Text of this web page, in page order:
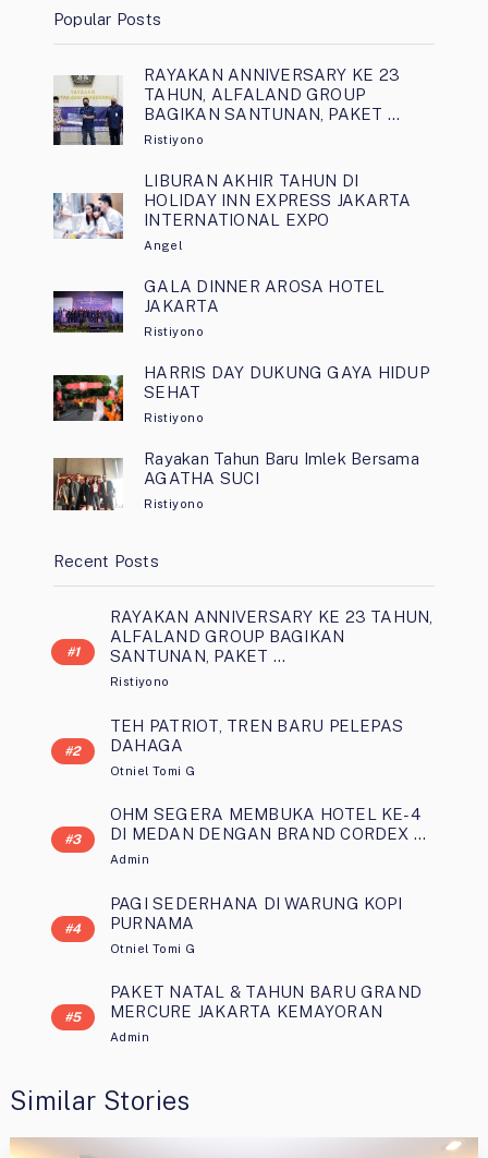
Popular Posts
RAYAKAN ANNIVERSARY KE 23
TAHUN, ALFALAND GROUP
BAGIKAN SANTUNAN, PAKET …
Ristiyono
LIBURAN AKHIR TAHUN DI
HOLIDAY INN EXPRESS JAKARTA
INTERNATIONAL EXPO
Angel
GALA DINNER AROSA HOTEL
JAKARTA
Ristiyono
HARRIS DAY DUKUNG GAYA HIDUP
SEHAT
Ristiyono
Rayakan Tahun Baru Imlek Bersama
AGATHA SUCI
Ristiyono
Recent Posts
RAYAKAN ANNIVERSARY KE 23 TAHUN,
ALFALAND GROUP BAGIKAN
SANTUNAN, PAKET …
Ristiyono
TEH PATRIOT, TREN BARU PELEPAS
DAHAGA
Otniel Tomi G
OHM SEGERA MEMBUKA HOTEL KE-4
DI MEDAN DENGAN BRAND CORDEX …
Admin
PAGI SEDERHANA DI WARUNG KOPI
PURNAMA
Otniel Tomi G
PAKET NATAL & TAHUN BARU GRAND
MERCURE JAKARTA KEMAYORAN
Admin
Similar Stories